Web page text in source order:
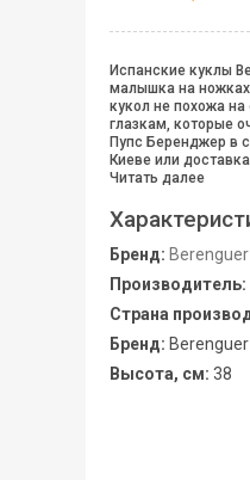
Испанские куклы
малышка на
кукол не похожа
глазкам, которые
Пупс Беренджер в
Киеве или
Читать далее
Бренд: Berenguer
Производитель:
Страна
Бренд: Berenguer
Высота, см: 38